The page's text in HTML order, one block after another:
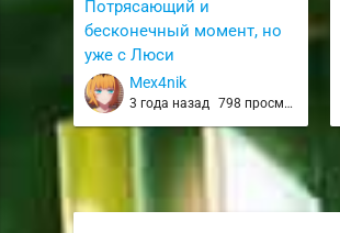
Потрясающий и
бесконечный момент, но
уже с Люси
из ONA 6 серии
Mex4nik
3 года назад 798 просмотров